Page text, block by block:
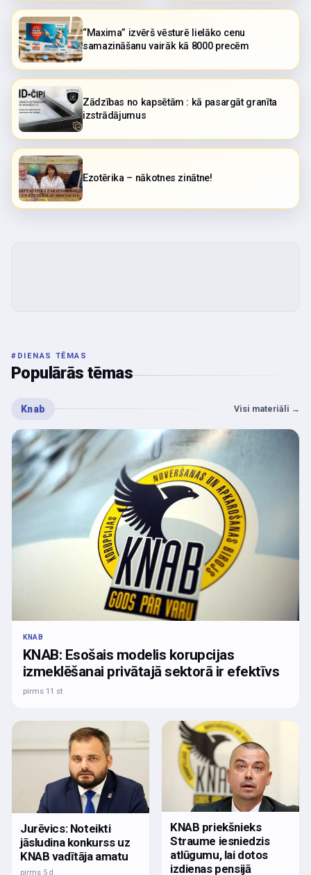
“Maxima” izvērš vēsturē lielāko cenu
samazināšanu vairāk kā 8000 precēm
Zādzības no kapsētām : kā pasargāt granīta
izstrādājumus
Ezotērika – nākotnes zinātne!
# DIENAS TĒMAS
Populārās tēmas
Knab Visi materiāli →
KNAB
KNAB: Esošais modelis korupcijas
izmeklēšanai privātajā sektorā ir efektīvs
pirms 11 st
Jurēvics: Noteikti
jāsludina konkurss uz
KNAB vadītāja amatu
pirms 5 d
KNAB priekšnieks
Straume iesniedzis
atlūgumu, lai dotos
izdienas pensijā